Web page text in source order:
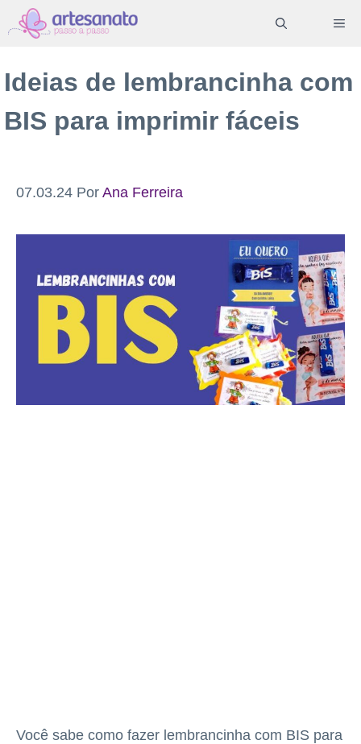
Pular
para
conteúdo
Ideias de lembrancinha com
BIS para imprimir fáceis
07.03.24 Por Ana Ferreira
Você sabe como fazer lembrancinha com BIS para